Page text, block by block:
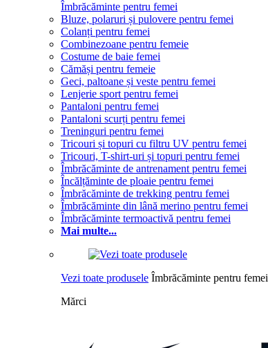
Îmbrăcăminte pentru femei
Bluze, polaruri și pulovere pentru femei
Colanți pentru femei
Combinezoane pentru femeie
Costume de baie femei
Cămăși pentru femeie
Geci, paltoane și veste pentru femei
Lenjerie sport pentru femei
Pantaloni pentru femei
Pantaloni scurți pentru femei
Treninguri pentru femei
Tricouri și topuri cu filtru UV pentru femei
Tricouri, T-shirt-uri și topuri pentru femei
Îmbrăcăminte de antrenament pentru femei
Încălțăminte de ploaie pentru femei
Îmbrăcăminte de trekking pentru femei
Îmbrăcăminte din lână merino pentru femei
Îmbrăcăminte termoactivă pentru femei
Mai multe...
Vezi toate produsele Îmbrăcăminte pentru femei
Mărci